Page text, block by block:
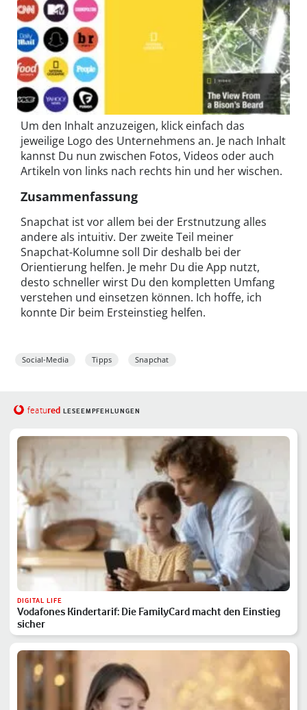
Um den Inhalt anzuzeigen, klick einfach das
jeweilige Logo des Unternehmens an. Je nach Inhalt
kannst Du nun zwischen Fotos, Videos oder auch
Artikeln von links nach rechts hin und her wischen.
Zusammenfassung
Snapchat ist vor allem bei der Erstnutzung alles
andere als intuitiv. Der zweite Teil meiner
Snapchat-Kolumne soll Dir deshalb bei der
Orientierung helfen. Je mehr Du die App nutzt,
desto schneller wirst Du den kompletten Umfang
verstehen und einsetzen können. Ich hoffe, ich
konnte Dir beim Ersteinstieg helfen.
Social-Media Tipps Snapchat
featured LESEEMPFEHLUNGEN
DIGITAL LIFE
Vodafones Kindertarif: Die FamilyCard macht den Einstieg
sicher